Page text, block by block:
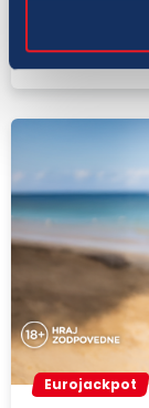
hráča
Eurojackpot